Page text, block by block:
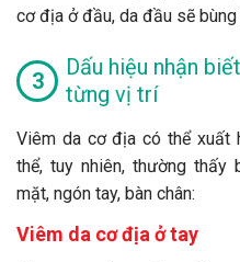
cơ địa ở đầu, da đầu sẽ bùng
Dấu hiệu nhận
từng vị trí
Viêm da cơ địa có thể xuất
thể, tuy nhiên, thường thấy
mặt, ngón tay, bàn chân:
Viêm da cơ địa ở tay